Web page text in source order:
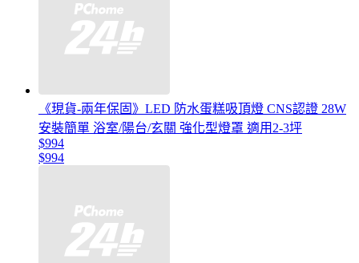
《現貨-兩年保固》LED 防水蛋糕吸頂燈 CNS認證 28W
安裝簡單 浴室/陽台/玄關 強化型燈罩 適用2-3坪
$994
$994